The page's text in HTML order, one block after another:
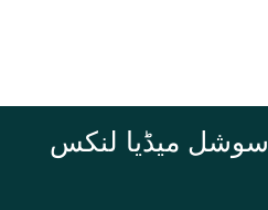
سوشل میڈیا لنکس